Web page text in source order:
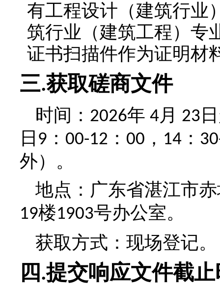
有工程设计（建筑行业
筑行业（建筑工程）专
证书扫描件作为证明材
三.获取磋商文件
时间： 2026年 4月 23
日 9 ： 00-12 ： 00 ， 14 ：
外） 。
地点： 广东省湛江市
19楼1903号办公室。
获取方式： 现场登记。
四 .提交响应文件截